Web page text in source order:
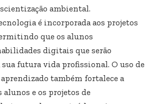
ambiental.
é incorporada aos projetos
que os alunos
digitais que serão
sua futura vida profissional. O uso de
também fortalece a
alunos e os projetos de